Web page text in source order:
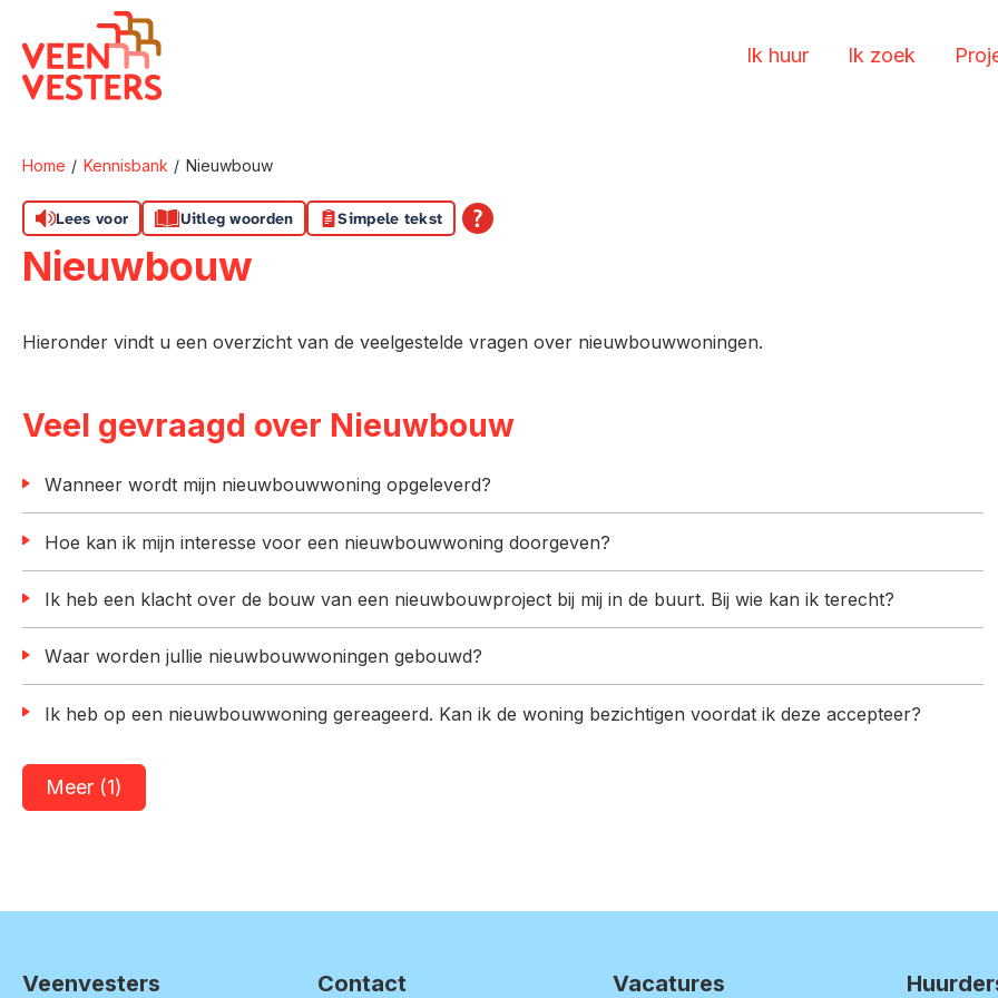
Naar hoofdinhoud
Naar hoofdnavigatiemenu
Naar zoeken
Naar de homepage
Ik huur Ik zoek
Home Kennisbank Nieuwbouw
Lees voor Uitleg woorden Simpele tekst
Nieuwbouw
Hieronder vindt u een overzicht van de veelgestelde vragen over nieuwbouwwoningen.
Veel gevraagd over Nieuwbouw
Wanneer wordt mijn nieuwbouwwoning opgeleverd?
Hoe kan ik mijn interesse voor een nieuwbouwwoning doorgeven?
Ik heb een klacht over de bouw van een nieuwbouwproject bij mij in de buurt. Bij wie kan ik terecht?
Waar worden jullie nieuwbouwwoningen gebouwd?
Ik heb op een nieuwbouwwoning gereageerd. Kan ik de woning bezichtigen voordat ik deze accepteer?
Meer (1)
Contactinformatie
Veenvesters Contact Vacatures